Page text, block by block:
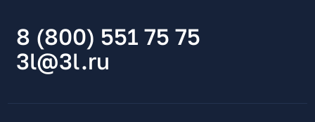
8 (800) 551 75 75
3l@3l.ru